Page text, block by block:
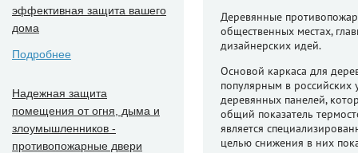
эффективная защита вашего
дома
Подробнее
Надежная защита
помещения от огня, дыма и
злоумышленников -
противопожарные двери
Деревянные
общественных местах,
дизайнерских идей.
Основой каркаса для
популярным в российских
деревянных панелей,
общий показатель
является
целью снижения в них